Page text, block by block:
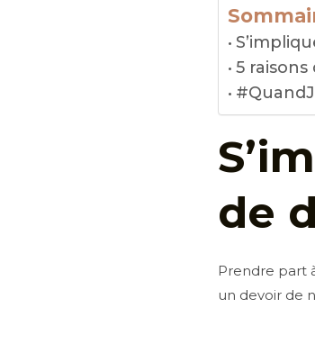
5
de
Prendre part
un devoir de